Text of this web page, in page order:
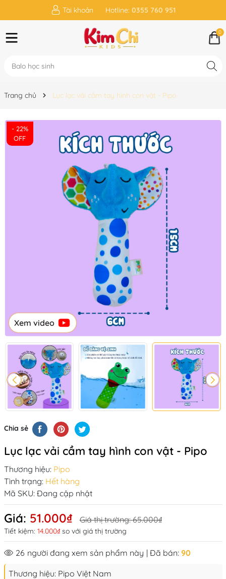
Tài khoản Hotline: 0355 760 951
0
Trang chủ Lục lạc vải cầm tay hình con vật - Pipo
- 22%
OFF
Xem video
Chia sẻ
Lục lạc vải cầm tay hình con vật - Pipo
Thương hiệu: Pipo
Tình trạng: Hết hàng
Mã SKU: Đang cập nhật
Giá: 51.000₫ Giá thị trường:65.000₫
Tiết kiệm: 14.000₫so với giá thị trường
26 người đang xem sản phẩm này | Đã bán: 90
Thương hiệu: Pipo Việt Nam